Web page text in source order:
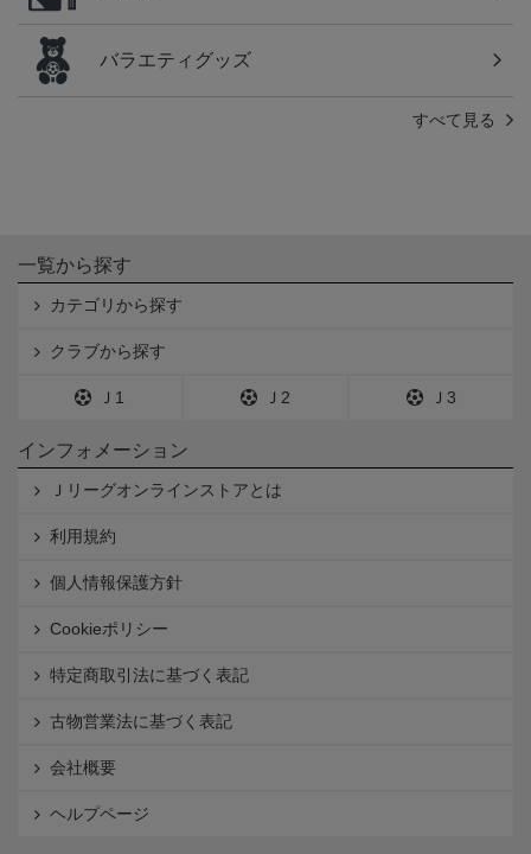
バラエティグッズ
すべて見る
一覧から探す
カテゴリから探す
クラブから探す
Ｊ1 Ｊ2 Ｊ3
インフォメーション
Ｊリーグオンラインストアとは
利用規約
個人情報保護方針
Cookieポリシー
特定商取引法に基づく表記
古物営業法に基づく表記
会社概要
ヘルプページ